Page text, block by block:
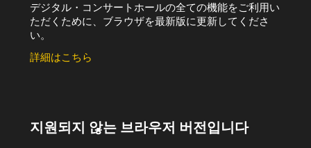
デジタル・コンサートホールの全ての機能をご利用い
ただくために、ブラウザを最新版に更新してくださ
い。
詳細はこちら
지원되지 않는 브라우저 버전입니다